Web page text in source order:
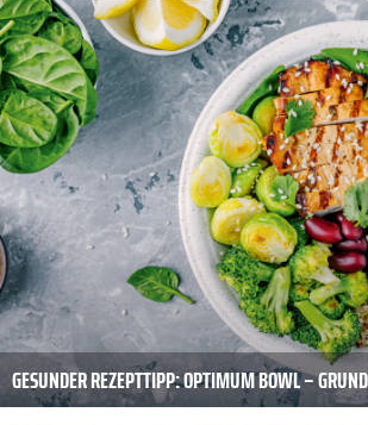
GESUNDER REZEPTTIPP: OPTIMUM BOWL –